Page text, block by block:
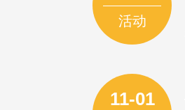
活动
11-01